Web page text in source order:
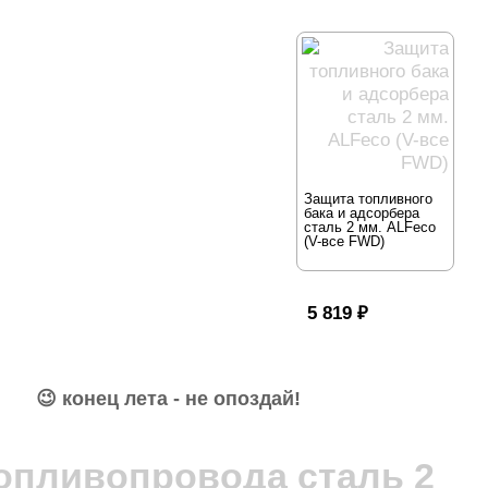
Защита топливного
бака и адсорбера
сталь 2 мм. ALFeco
(V-все FWD)
5 819 ₽
😉 конец лета - не опоздай!
сталь 2